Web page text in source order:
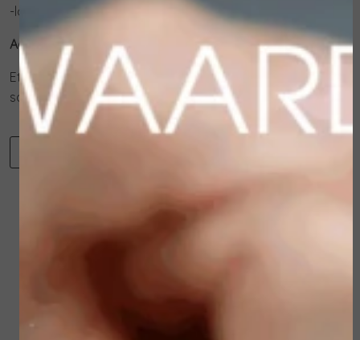
-lotion voor een versterkt aroma
Actieve ingrediënten:
Etherische oliën van cederhout, sinaasappel, rozen,
sandelhout, geranium en vetiver
Gerelateerde
producten